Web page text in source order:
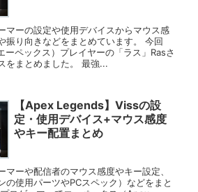
マーの設定や使用デバイスからマウス感
振り向きなどをまとめています。 今回
ペックス）プレイヤーの「ラス」Rasさ
をまとめました。 最強...
【Apex Legends】Vissの設
定・使用デバイス+マウス感度
やキー配置まとめ
マーや配信者のマウス感度やキー設定、
の使用パーツやPCスペック）などをまと